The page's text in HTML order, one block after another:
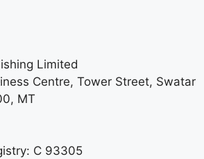
Limited
Centre, Tower Street, Swatar
MT
C 93305